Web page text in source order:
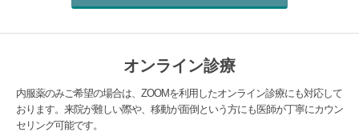
オンライン診療
内服薬のみご希望の場合は、ZOOMを利用したオンライン診療にも対応して
おります。来院が難しい際や、移動が面倒という方にも医師が丁寧にカウン
セリング可能です。